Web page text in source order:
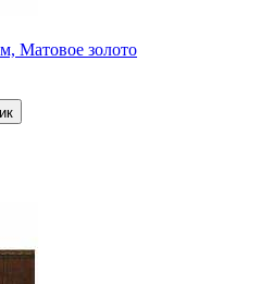
Матовое золото